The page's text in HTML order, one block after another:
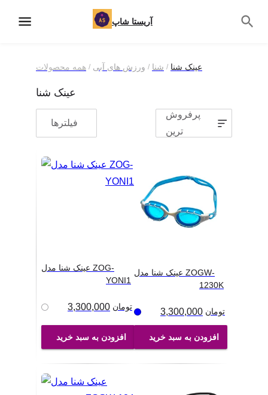
آریستا شاپ
همه محصولات / ورزش های آبی / شنا / عینک شنا
عینک شنا
فیلترها
پرفروش
ترین
عینک شنا مدل ZOG-
YONI1
3,300,000 تومان
افزودن به سبد خرید
عینک شنا مدل ZOGW-
1230K
3,300,000 تومان
افزودن به سبد خرید
2